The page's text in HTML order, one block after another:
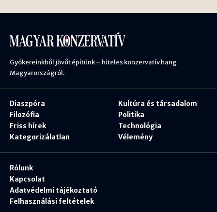
Gyökereinkből jövőt építünk – hiteles konzervatív hang
Magyarországról.
Diaszpóra
Filozófia
Friss hírek
Kategorizálatlan
Kultúra és társadalom
Politika
Technológia
Vélemény
Rólunk
Kapcsolat
Adatvédelmi tájékoztató
Felhasználási feltételek